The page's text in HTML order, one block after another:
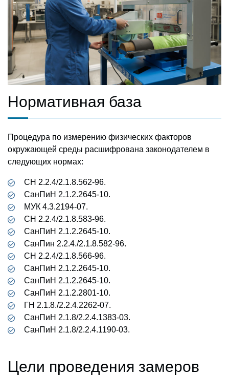
Нормативная база
Процедура по измерению физических факторов
окружающей среды расшифрована законодателем в
следующих нормах:
СН 2.2.4/2.1.8.562-96.
СанПиН 2.1.2.2645-10.
МУК 4.3.2194-07.
СН 2.2.4/2.1.8.583-96.
СанПиН 2.1.2.2645-10.
СанПин 2.2.4./2.1.8.582-96.
СН 2.2.4/2.1.8.566-96.
СанПиН 2.1.2.2645-10.
СанПиН 2.1.2.2645-10.
СанПиН 2.1.2.2801-10.
ГН 2.1.8./2.2.4.2262-07.
СанПиН 2.1.8/2.2.4.1383-03.
СанПиН 2.1.8/2.2.4.1190-03.
Цели проведения замеров